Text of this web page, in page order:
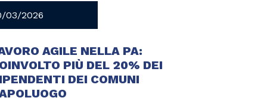
03/2026
AGILE NELLA PA:
PIÙ DEL 20% DEI
DEI COMUNI